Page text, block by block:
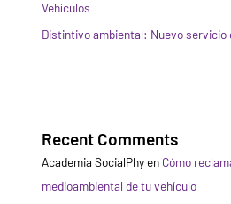
Vehículos
Distintivo ambiental: Nuevo servicio
Recent Comments
Academia SocialPhyen Cómo
medioambiental de tu vehículo